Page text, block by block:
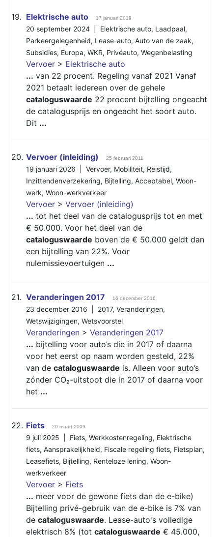
19. Elektrische auto 17 januari 2019
20 september 2024 | Elektrische auto, Laadpaal,
Parkeergelegenheid, Lease-auto, Auto van de zaak,
Subsidies, Europa, WKR, Privéauto, Wegenbelasting
Vervoer > Elektrische auto
... van 22 procent. Regeling vanaf 2021 Vanaf
2021 betaalt iedereen over de gehele
cataloguswaarde 22 procent bijtelling ongeacht
de catalogusprijs en ongeacht het soort auto.
Dit ...
20. Vervoer (inleiding) 25 februari 2011
19 januari 2026 | Vervoer, Mobiliteit, Reistijd,
Inzittendenverzekering, Bijtelling, Acceptabel, Woon-
werk, Woon-werkverkeer
Vervoer > Vervoer (inleiding)
... tot het deel van de catalogusprijs tot en met
€ 50.000. Voor het deel van de
cataloguswaarde boven de € 50.000 geldt dan
een bijtelling van 22%. Voor
nulemissievoertuigen ...
21. Veranderingen 2017 16 december 2016
23 december 2016 | 2017, Veranderingen,
Wetswijzigingen, Wetsvoorstel
Veranderingen > Veranderingen 2017
... bijtelling voor auto’s die in 2017 of daarna
voor het eerst op naam worden gesteld, 22%
van de cataloguswaarde is. Alleen voor auto’s
zónder CO₂-uitstoot die in 2017 of daarna voor
het ...
22. Fiets 20 maart 2009
9 juli 2025 | Fiets, Werkkostenregeling, Elektrische
fiets, Aansprakelijkheid, Fiscale regeling fiets, Fietsplan,
Leasefiets, Bijtelling, Renteloze lening, Woon-
werkverkeer
Vervoer > Fiets
... meer voor de gewone fiets dan de e-bike)
Bijtelling privé-gebruik van de e-bike is 7% van
de cataloguswaarde. Lease-auto's volledige
elektrisch 8% (tot cataloguswaarde € 45.000,